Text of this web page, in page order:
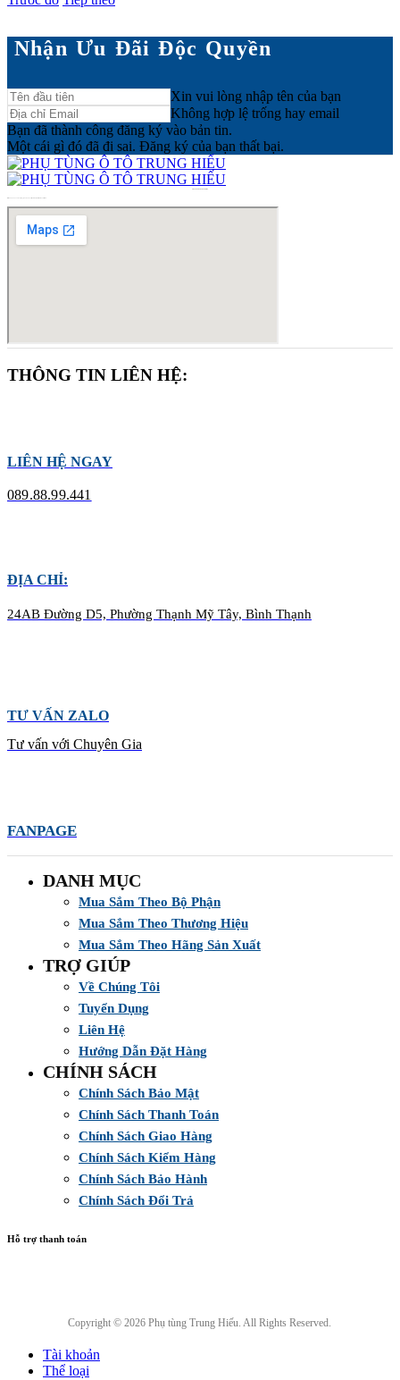
Nhận Ưu Đãi Độc Quyền
Xin vui lòng nhập tên của bạn
Không hợp lệ trống hay email
Bạn đã thành công đăng ký vào bản tin.
Một cái gì đó đã đi sai. Đăng ký của bạn thất bại.
THÔNG TIN LIÊN HỆ:
LIÊN HỆ NGAY
089.88.99.441
ĐỊA CHỈ:
24AB Đường D5, Phường Thạnh Mỹ Tây, Bình Thạnh
TƯ VẤN ZALO
Tư vấn với Chuyên Gia
FANPAGE
DANH MỤC
Mua Sắm Theo Bộ Phận
Mua Sắm Theo Thương Hiệu
Mua Sắm Theo Hãng Sản Xuất
TRỢ GIÚP
Về Chúng Tôi
Tuyển Dụng
Liên Hệ
Hướng Dẫn Đặt Hàng
CHÍNH SÁCH
Chính Sách Bảo Mật
Chính Sách Thanh Toán
Chính Sách Giao Hàng
Chính Sách Kiểm Hàng
Chính Sách Bảo Hành
Chính Sách Đổi Trả
Hỗ trợ thanh toán
Copyright © 2026 Phụ tùng Trung Hiếu. All Rights Reserved.
Tài khoản
Thể loại